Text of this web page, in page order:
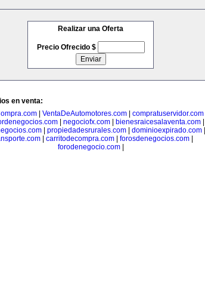
Realizar una Oferta
Precio Ofrecido $
en venta:
| VentaDeAutomotores.com| compratuservidor.com|
negociofx.com bienesraicesalaventa.com
propiedadesrurales.com dominioexpirado.com
carritodecompra.com forosdenegocios.com
forodenegocio.com|